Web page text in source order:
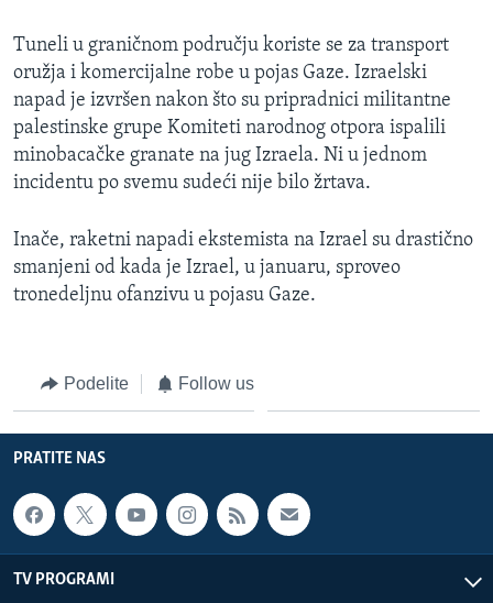
KULTURA
DRUŠTVO
SPORT
INTERVJU
Jezici
Tuneli u graničnom području koriste se za transport
oružja i komercijalne robe u pojas Gaze. Izraelski
napad je izvršen nakon što su pripradnici militantne
palestinske grupe Komiteti narodnog otpora ispalili
minobacačke granate na jug Izraela. Ni u jednom
incidentu po svemu sudeći nije bilo žrtava.
Inače, raketni napadi ekstemista na Izrael su drastično
smanjeni od kada je Izrael, u januaru, sproveo
tronedeljnu ofanzivu u pojasu Gaze.
Podelite Follow us
PRATITE NAS
TV PROGRAMI